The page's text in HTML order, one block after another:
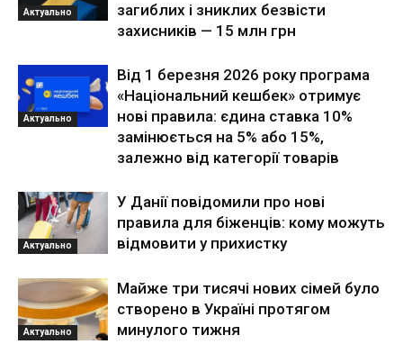
Актуально
загиблих і зниклих безвісти
захисників — 15 млн грн
Актуально
Від 1 березня 2026 року програма
«Національний кешбек» отримує
нові правила: єдина ставка 10%
замінюється на 5% або 15%,
залежно від категорії товарів
Актуально
У Данії повідомили про нові
правила для біженців: кому можуть
відмовити у прихистку
Актуально
Майже три тисячі нових сімей було
створено в Україні протягом
минулого тижня